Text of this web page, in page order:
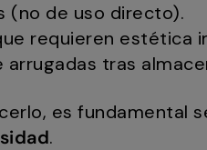
(no de uso directo).
requieren estética
arrugadas tras
es fundamental
.